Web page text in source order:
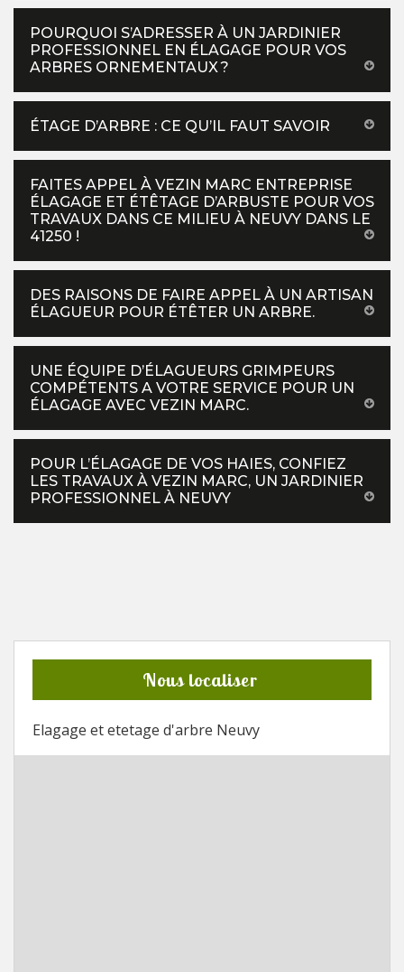
POURQUOI S’ADRESSER À UN JARDINIER
PROFESSIONNEL EN ÉLAGAGE POUR VOS
ARBRES ORNEMENTAUX ?
ÉTAGE D’ARBRE : CE QU’IL FAUT SAVOIR
FAITES APPEL À VEZIN MARC ENTREPRISE
ÉLAGAGE ET ÉTÊTAGE D’ARBUSTE POUR VOS
TRAVAUX DANS CE MILIEU À NEUVY DANS LE
41250 !
DES RAISONS DE FAIRE APPEL À UN ARTISAN
ÉLAGUEUR POUR ÉTÊTER UN ARBRE.
UNE ÉQUIPE D’ÉLAGUEURS GRIMPEURS
COMPÉTENTS A VOTRE SERVICE POUR UN
ÉLAGAGE AVEC VEZIN MARC.
POUR L’ÉLAGAGE DE VOS HAIES, CONFIEZ
LES TRAVAUX À VEZIN MARC, UN JARDINIER
PROFESSIONNEL À NEUVY
Nous localiser
Elagage et etetage d'arbre Neuvy